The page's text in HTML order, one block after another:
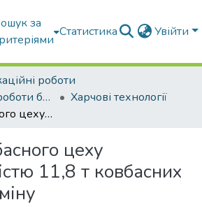
за
Статистика Увійти
роботи
Кваліфікаційні роботи бакалаврів
Харчові технології
Проект ковбасного цеху продуктивністю 11,8 т ковбасних виробів за зміну
цеху
11,8 т ковбасних